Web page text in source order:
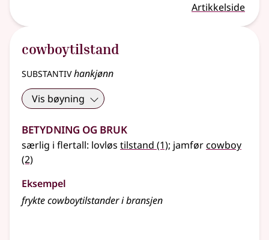
Artikkelside
cowboytilstand
substantivhankjønn
Vis bøyning
Betydning og bruk
særlig i flertall: lovløs tilstand (1); jamførcowboy
(2)
Eksempel
frykte cowboytilstander i bransjen